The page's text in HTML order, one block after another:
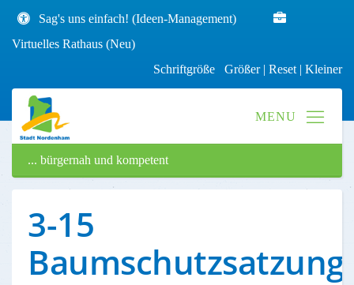
Sag's uns einfach! (Ideen-Management)
Virtuelles Rathaus (Neu)
Schriftgröße Größer| Reset | Kleiner
... bürgernah und kompetent
3-15
Baumschutzsatzung